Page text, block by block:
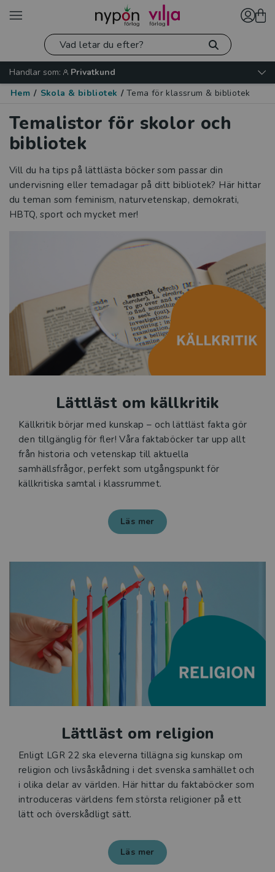
Handlar som:
Privatkund
Hem / Skola & bibliotek / Tema för klassrum & bibliotek
Temalistor för skolor och
bibliotek
Vill du ha tips på lättlästa böcker som passar din
undervisning eller temadagar på ditt bibliotek? Här hittar
du teman som feminism, naturvetenskap, demokrati,
HBTQ, sport och mycket mer!
Lättläst om källkritik
Källkritik börjar med kunskap – och lättläst fakta gör
den tillgänglig för fler! Våra faktaböcker tar upp allt
från historia och vetenskap till aktuella
samhällsfrågor, perfekt som utgångspunkt för
källkritiska samtal i klassrummet.
Läs mer
Lättläst om religion
Enligt LGR 22 ska eleverna tillägna sig kunskap om
religion och livsåskådning i det svenska samhället och
i olika delar av världen. Här hittar du faktaböcker som
introduceras världens fem största religioner på ett
lätt och överskådligt sätt.
Läs mer